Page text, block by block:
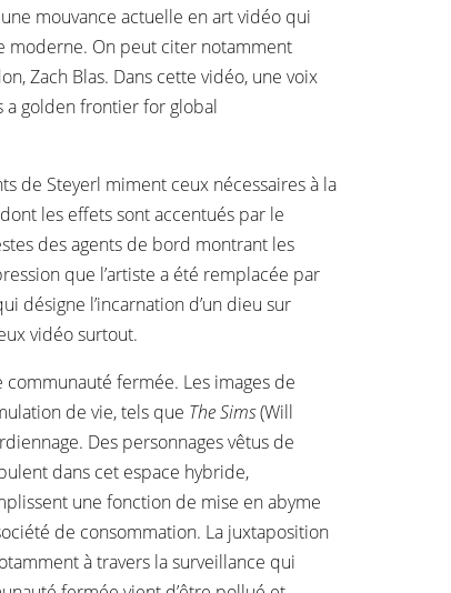
mouvance actuelle en art vidéo qui
moderne. On peut citer notamment
Zach Blas. Dans cette vidéo, une voix
a golden frontier for global
de Steyerl miment ceux nécessaires à la
les effets sont accentués par le
des agents de bord montrant les
que l’artiste a été remplacée par
désigne l’incarnation d’un dieu sur
vidéo surtout.
fermée. Les images de
de vie, tels que The Sims(Will
Des personnages vêtus de
dans cet espace hybride,
une fonction de mise en abyme
de consommation. La juxtaposition
à travers la surveillance qui